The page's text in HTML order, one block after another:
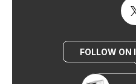
FOLLOW ON